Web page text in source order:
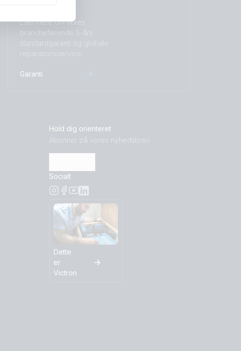
Læs mere om vores
brancheførende 5-års
standardgaranti og globale
reparationsservice.
Garanti
Hold dig orienteret
Abonner på vores nyhedsbrev
Socialt
Dette
er
Victron